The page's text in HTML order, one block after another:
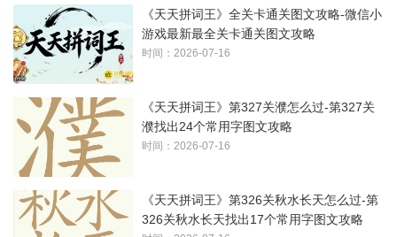
《天天拼词王》全关卡通关图文攻略-微信小
游戏最新最全关卡通关图文攻略
时间：2026-07-16
《天天拼词王》第327关濮怎么过-第327关
濮找出24个常用字图文攻略
时间：2026-07-16
《天天拼词王》第326关秋水长天怎么过-第
326关秋水长天找出17个常用字图文攻略